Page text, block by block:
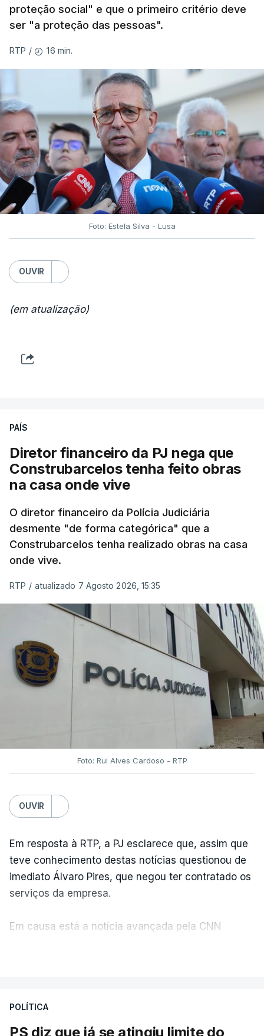
proteção social" e que o primeiro critério deve
ser "a proteção das pessoas".
RTP / 16 min.
Foto: Estela Silva - Lusa
OUVIR
(em atualização)
PAÍS
Diretor financeiro da PJ nega que
Construbarcelos tenha feito obras
na casa onde vive
O diretor financeiro da Polícia Judiciária
desmente "de forma categórica" que a
Construbarcelos tenha realizado obras na casa
onde vive.
RTP / atualizado 7 Agosto 2026, 15:35
Foto: Rui Alves Cardoso - RTP
OUVIR
Em resposta à RTP, a PJ esclarece que, assim que
teve conhecimento destas notícias questionou de
imediato Álvaro Pires, que negou ter contratado os
serviços da empresa.
Em causa está a notícia avançada pela CNN
abertura de qualquer processo disciplinar, por não
ter qualquer elemento que indicie a realização
POLÍTICA
PS diz que já se atingiu limite do